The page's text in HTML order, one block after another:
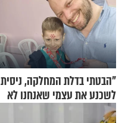
"הבטתי בדלת המחלקה,
לשכנע את עצמי שאנחנו לא
שייכים לשם"